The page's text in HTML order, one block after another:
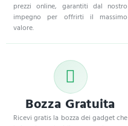
prezzi online, garantiti dal nostro
impegno per offrirti il massimo
valore.
Bozza Gratuita
Ricevi gratis la bozza dei gadget che